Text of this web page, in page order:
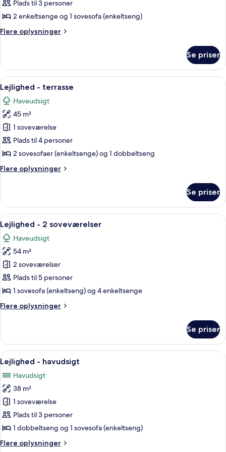
1
Plads til 3 personer
2 enkeltsenge og 1 sovesofa (enkeltseng)
Flere oplysninger
Flere
-
soveværelse
Se priser
Indlæs
alle
billeder
af
Lejlighed
-
terrasse
En kompakt bolig med tekøkken,
11
Lejlighed - terrasse
Haveudsigt
45 m²
1 soveværelse
Plads til 4 personer
2 sovesofaer (enkeltsenge) og 1 dobbeltseng
Flere oplysninger
Flere
-
terrasse
Se priser
Indlæs
alle
billeder
af
Lejlighed
-
2
Et soveværelse med en seng, et
11
Lejlighed - 2 soveværelser
Haveudsigt
54 m²
2 soveværelser
Plads til 5 personer
1 sovesofa (enkeltseng) og 4 enkeltsenge
Flere oplysninger
Flere
-
soveværelser
Se priser
Indlæs
alle
billeder
af
Lejlighed
-
havudsigt
Et soveværelse med himmelseng, et
13
Lejlighed - havudsigt
Havudsigt
38 m²
1 soveværelse
Plads til 3 personer
1 dobbeltseng og 1 sovesofa (enkeltseng)
Flere oplysninger
Flere